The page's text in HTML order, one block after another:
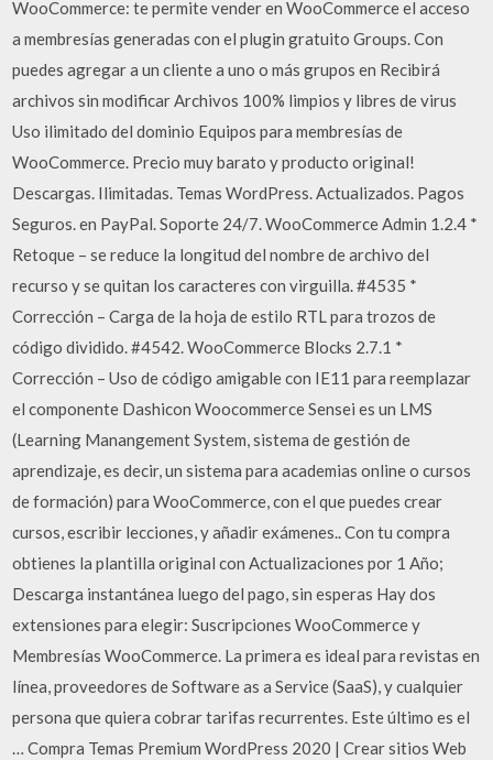
WooCommerce: te permite vender en WooCommerce el acceso
a membresías generadas con el plugin gratuito Groups. Con
puedes agregar a un cliente a uno o más grupos en Recibirá
archivos sin modificar Archivos 100% limpios y libres de virus
Uso ilimitado del dominio Equipos para membresías de
WooCommerce. Precio muy barato y producto original!
Descargas. Ilimitadas. Temas WordPress. Actualizados. Pagos
Seguros. en PayPal. Soporte 24/7. WooCommerce Admin 1.2.4 *
Retoque – se reduce la longitud del nombre de archivo del
recurso y se quitan los caracteres con virguilla. #4535 *
Corrección – Carga de la hoja de estilo RTL para trozos de
código dividido. #4542. WooCommerce Blocks 2.7.1 *
Corrección – Uso de código amigable con IE11 para reemplazar
el componente Dashicon Woocommerce Sensei es un LMS
(Learning Manangement System, sistema de gestión de
aprendizaje, es decir, un sistema para academias online o cursos
de formación) para WooCommerce, con el que puedes crear
cursos, escribir lecciones, y añadir exámenes.. Con tu compra
obtienes la plantilla original con Actualizaciones por 1 Año;
Descarga instantánea luego del pago, sin esperas Hay dos
extensiones para elegir: Suscripciones WooCommerce y
Membresías WooCommerce. La primera es ideal para revistas en
línea, proveedores de Software as a Service (SaaS), y cualquier
persona que quiera cobrar tarifas recurrentes. Este último es el
… Compra Temas Premium WordPress 2020 | Crear sitios Web